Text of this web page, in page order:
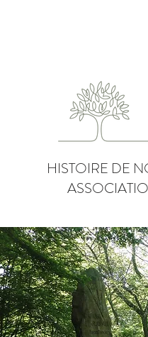
HISTOIRE DE